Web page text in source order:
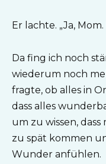
Er lachte. „Ja,
Da fing ich noch
wiederum noch
fragte, ob alles in
dass alles
um zu wissen,
zu spät kommen
Wunder anfühlen.